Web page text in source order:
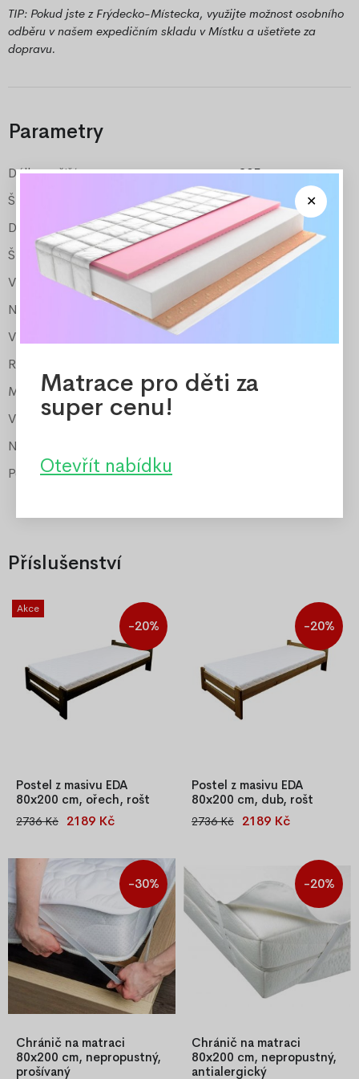
TIP: Pokud jste z Frýdecko-Místecka, využijte možnost osobního
odběru v našem expedičním skladu v Místku a ušetřete za
dopravu.
Parametry
Délka vnější
205 cm
Šířka vnější
87 cm
Délka pro matraci
200 cm
Šířka pro matraci
80 cm
Vyšší čelo
50 cm
Nižší čelo
Výška k roštu
Rošt
Matrace
Relax PUR pěna
Výška matrace
Nosnost matrace
Potah Jersey snímatelný a pratelný
Příslušenství
Akce
-20%
Postel z masivu EDA
80x200 cm, ořech, rošt
Masivní borovicová postel s
moření olše, ořech a dub.
Včetně středové nohy u
větších rozměrů. Stabilní
konstrukce, snadná montáž,
bez matrace.
2736 Kč 2189 Kč
-20%
Postel z masivu EDA
80x200 cm, dub, rošt
Robustní postel z
25–27 mm s laťkovým roštem.
Moření na odstíny olše, ořech
nebo dub. Větší rozměry mají i
podpůrnou středovou nohu
pro zvýšení nosnosti.
2736 Kč 2189 Kč
-30%
Chránič na matraci
80x200 cm, nepropustný,
prošívaný
-20%
Chránič na matraci
80x200 cm, nepropustný,
antialergický
Matrace pro děti za
super cenu!
Otevřít nabídku